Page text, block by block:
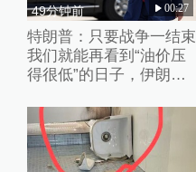
49分钟前 00:27
特朗普：只要战争一结束
我们就能再看到“油价压
得很低”的日子，伊朗撑